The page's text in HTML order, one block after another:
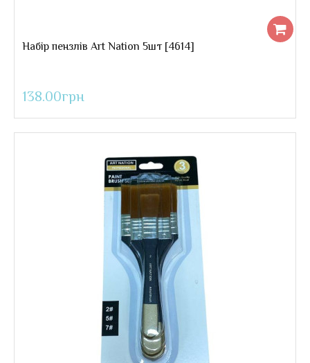
..
Набір пензлів Art Nation 5шт [4614]
138.00грн